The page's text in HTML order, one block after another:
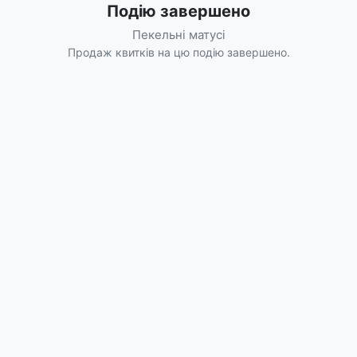
Подію завершено
Пекельні матусі
Продаж квитків на цю подію завершено.